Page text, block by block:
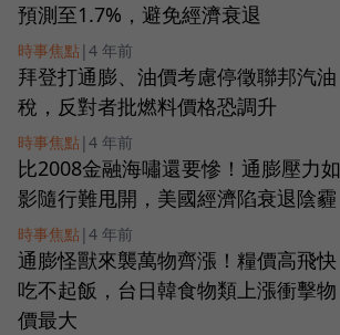
預測至1.7%，避免經濟衰退
時事焦點| 4 年前
拜登打通膨、油價考慮停徵聯邦汽油
稅，反對者批燃料價格恐調升
時事焦點| 4 年前
比2008金融海嘯還要慘！通膨壓力如
影隨行難甩開，美國經濟陷衰退陰霾
時事焦點| 4 年前
通膨怪獸來襲萬物齊漲！糧價高飛快
吃不起飯，台日韓食物類上漲衝擊物
價最大